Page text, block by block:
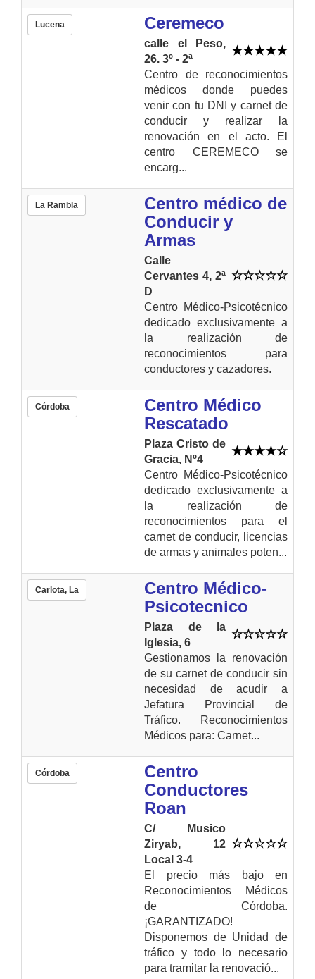
Lucena Ceremeco
calle el Peso,
26. 3º - 2ª
Centro de reconocimientos
médicos donde puedes
venir con tu DNI y carnet de
conducir y realizar la
renovación en el acto. El
centro CEREMECO se
encarg...
La Rambla
Centro médico de
Conducir y
Armas
Calle
Cervantes 4, 2ª
D
Centro Médico-Psicotécnico
dedicado exclusivamente a
la realización de
reconocimientos para
conductores y cazadores.
Córdoba
Centro Médico
Rescatado
Plaza Cristo de
Gracia, Nº4
Centro Médico-Psicotécnico
dedicado exclusivamente a
la realización de
reconocimientos para el
carnet de conducir, licencias
de armas y animales poten...
Carlota, La
Centro Médico-
Psicotecnico
Plaza de la
Iglesia, 6
Gestionamos la renovación
de su carnet de conducir sin
necesidad de acudir a
Jefatura Provincial de
Tráfico. Reconocimientos
Médicos para: Carnet...
Córdoba
Centro
Conductores
Roan
C/ Musico
Ziryab, 12
Local 3-4
El precio más bajo en
Reconocimientos Médicos
de Córdoba.
¡GARANTIZADO!
Disponemos de Unidad de
tráfico y todo lo necesario
para tramitar la renovació...